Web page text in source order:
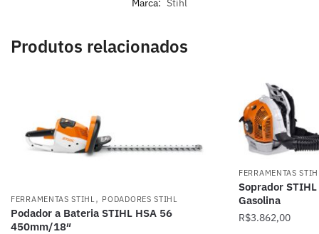
Marca: Stihl
Produtos relacionados
FERRAMENTAS STIHL , PODADORES STIHL
Podador a Bateria STIHL HSA 56
450mm/18″
FERRAMENTAS
Soprador
Gasolina
R$3.862,00